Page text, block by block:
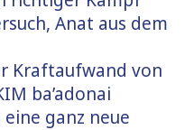
Anat aus dem
Kraftaufwand von
ba’adonai
ganz neue